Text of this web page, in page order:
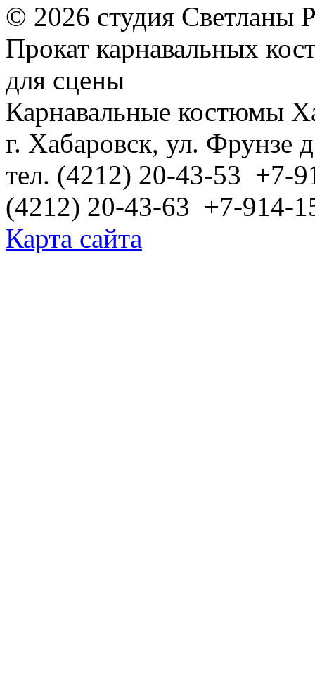
© 2026 студия Светланы
Прокат карнавальных
для сцены
Карнавальные костюмы
г. Хабаровск, ул. Фрунзе
тел. (4212) 20-43-53 +7-
(4212) 20-43-63 +7-914-
Карта сайта